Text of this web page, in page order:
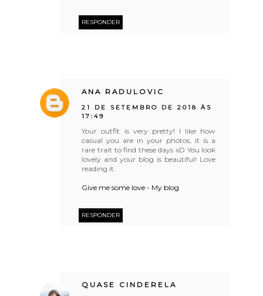
RESPONDER
ANA RADULOVIC
21 DE SETEMBRO DE 2018 ÀS
17:49
Your outfit is very pretty! I like how
casual you are in your photos, it is a
rare trait to find these days xD You look
lovely and your blog is beautiful! Love
reading it.
Give me some love - My blog
RESPONDER
QUASE CINDERELA